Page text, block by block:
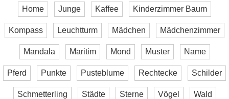
Home Junge Kaffee Kinderzimmer Baum
Kompass Leuchtturm Mädchen Mädchenzimmer
Mandala Maritim Mond Muster Name
Pferd Punkte Pusteblume Rechtecke Schilder
Schmetterling Städte Sterne Vögel Wald